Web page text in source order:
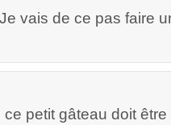
vais de ce pas faire
petit gâteau doit